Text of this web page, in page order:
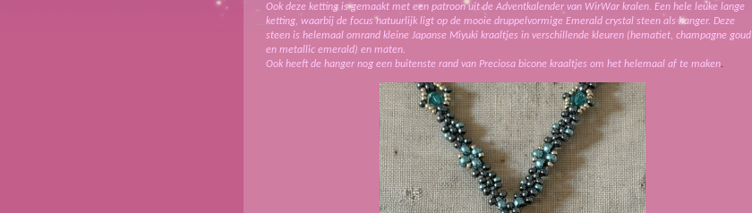
Ook deze ketting is gemaakt met een patroon uit de Adventkalender van WirWar kralen. Een hele leuke lange
ketting, waarbij de focus natuurlijk ligt op de mooie druppelvormige Emerald crystal steen als hanger. Deze
steen is helemaal omrand kleine Japanse Miyuki kraaltjes in verschillende kleuren (hematiet, champagne goud
en metallic emerald) en maten.
Ook heeft de hanger nog een buitenste rand van Preciosa bicone kraaltjes om het helemaal af te maken.